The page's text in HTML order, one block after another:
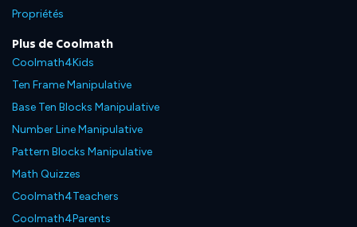
Propriétés
Plus de Coolmath
Coolmath4Kids
Ten Frame Manipulative
Base Ten Blocks Manipulative
Number Line Manipulative
Pattern Blocks Manipulative
Math Quizzes
Coolmath4Teachers
Coolmath4Parents